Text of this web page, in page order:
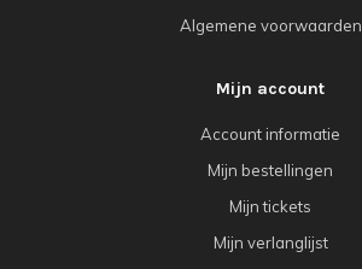
Algemene voorwaarden
Mijn account
Account informatie
Mijn bestellingen
Mijn tickets
Mijn verlanglijst